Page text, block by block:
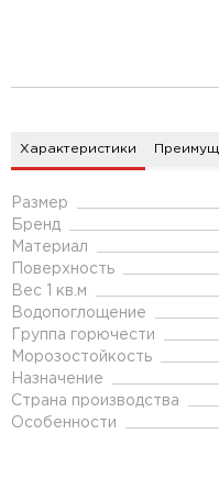
Характеристики
Размер
Бренд
Материал
Поверхность
Вес 1 кв.м
Водопоглощение
Группа горючести
Морозостойкость
Назначение
Страна производства
Особенности